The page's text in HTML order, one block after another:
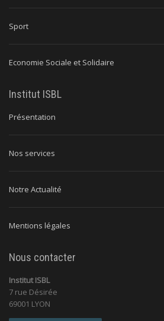
Sport
Economie Sociale et Solidaire
Institut ISBL
Présentation
Nos services
Notre Actualité
Mentions légales
Nous contacter
Institut ISBL
7 rue Désirée
69001 LYON